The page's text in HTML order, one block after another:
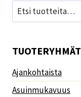
Etsi:
TUOTERYHMÄT
Ajankohtaista
Asuinmukavuus